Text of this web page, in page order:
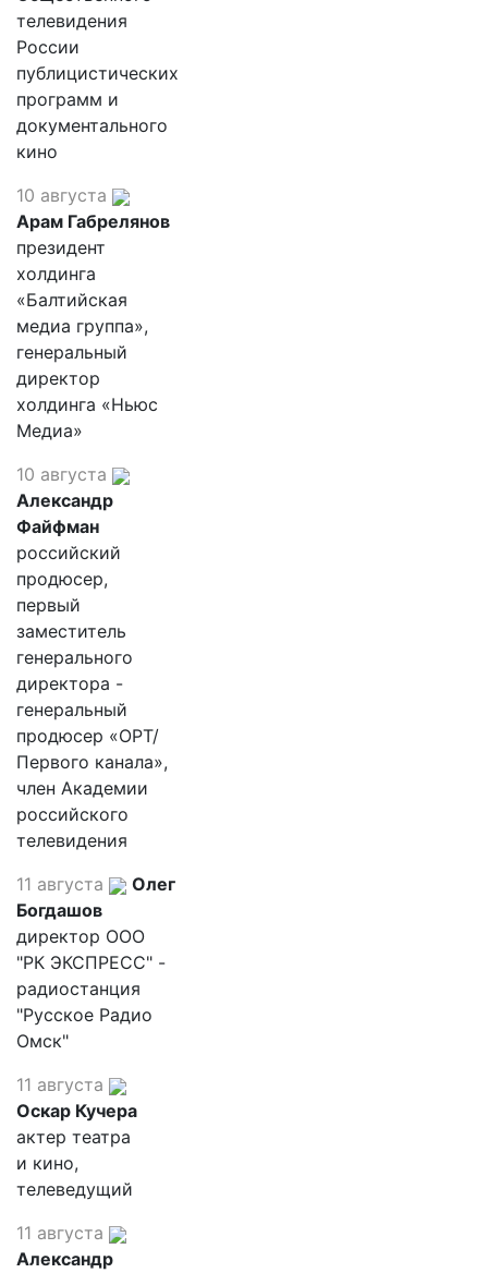
телевидения
России
публицистических
программ и
документального
кино
10 августа
Арам Габрелянов
президент
холдинга
«Балтийская
медиа группа»,
генеральный
директор
холдинга «Ньюс
Медиа»
10 августа
Александр
Файфман
российский
продюсер,
первый
заместитель
генерального
директора -
генеральный
продюсер «ОРТ/
Первого канала»,
член Академии
российского
телевидения
11 августа
Олег
Богдашов
директор ООО
"РК ЭКСПРЕСС" -
радиостанция
"Русское Радио
Омск"
11 августа
Оскар Кучера
актер театра
и кино,
телеведущий
11 августа
Александр